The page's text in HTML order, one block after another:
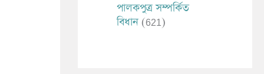
পালকপুত্র সম্পর্কিত
বিধান (621)